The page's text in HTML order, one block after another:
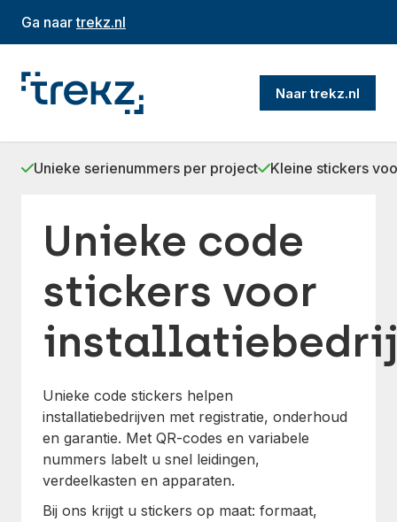
Ga naartrekz.nl
Naar trekz.nl
Unieke serienummers per project Kleine stickers
Unieke code
stickers voor
Unieke code stickers helpen
installatiebedrijven met registratie, onderhoud
en garantie. Met QR-codes en variabele
nummers labelt u snel leidingen,
verdeelkasten en apparaten.
Bij ons krijgt u stickers op maat: formaat,